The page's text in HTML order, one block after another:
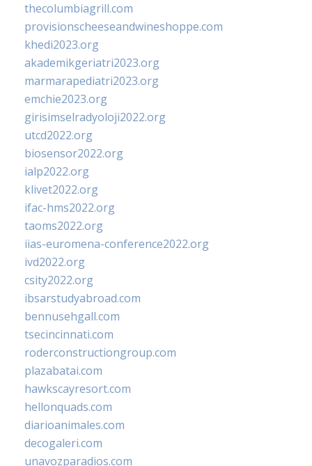
thecolumbiagrill.com
provisionscheeseandwineshoppe.com
khedi2023.org
akademikgeriatri2023.org
marmarapediatri2023.org
emchie2023.org
girisimselradyoloji2022.org
utcd2022.org
biosensor2022.org
ialp2022.org
klivet2022.org
ifac-hms2022.org
taoms2022.org
iias-euromena-conference2022.org
ivd2022.org
csity2022.org
ibsarstudyabroad.com
bennusehgall.com
tsecincinnati.com
roderconstructiongroup.com
plazabatai.com
hawkscayresort.com
hellonquads.com
diarioanimales.com
decogaleri.com
unavozparadios.com